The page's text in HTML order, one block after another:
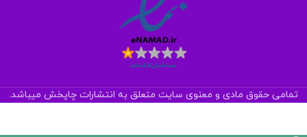
تمامی حقوق مادی و معنوی سایت متعلق به انتشارات چاپخش میباشد.